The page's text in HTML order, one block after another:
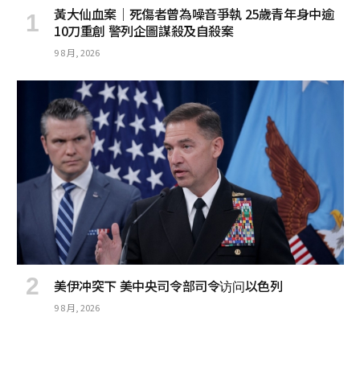
黃大仙血案│死傷者曾為噪音爭執 25歲青年身中逾
10刀重創 警列企圖謀殺及自殺案
9 8 月, 2026
美伊冲突下 美中央司令部司令访问以色列
9 8 月, 2026